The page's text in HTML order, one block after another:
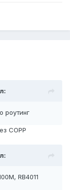
роутинг
СОРР
RB4011